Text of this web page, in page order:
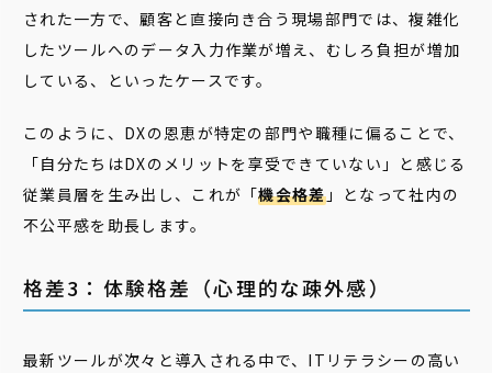
された一方で、顧客と直接向き合う現場部門では、複雑化
したツールへのデータ入力作業が増え、むしろ負担が増加
している、といったケースです。
このように、DXの恩恵が特定の部門や職種に偏ることで、
「自分たちはDXのメリットを享受できていない」と感じる
従業員層を生み出し、これが「機会格差」となって社内の
不公平感を助長します。
格差3：体験格差（心理的な疎外感）
最新ツールが次々と導入される中で、ITリテラシーの高い